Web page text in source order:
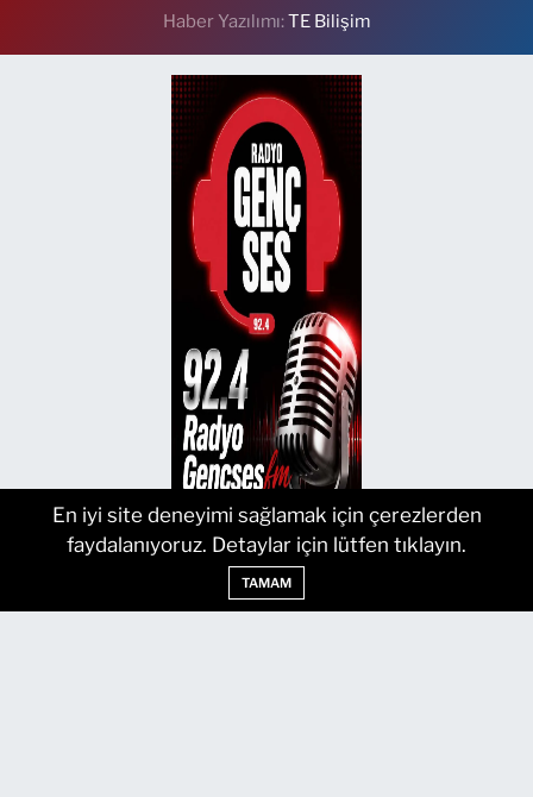
Haber Yazılımı:TE Bilişim
En iyi site deneyimi sağlamak için çerezlerden
faydalanıyoruz. Detaylar için lütfen tıklayın.
TAMAM